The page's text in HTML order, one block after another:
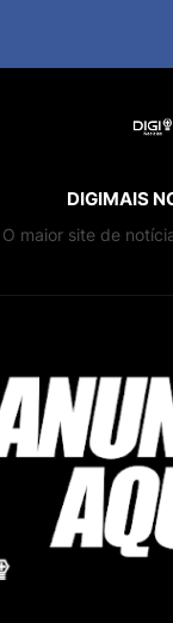
DIGIMAIS
O maior site de